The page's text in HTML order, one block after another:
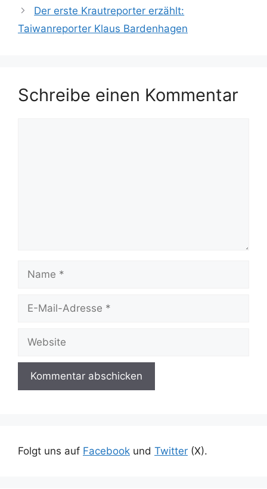
Der erste Krautreporter erzählt:
Taiwanreporter Klaus Bardenhagen
Schreibe einen Kommentar
Name
Website
Folgt uns auf Facebook und Twitter (X).